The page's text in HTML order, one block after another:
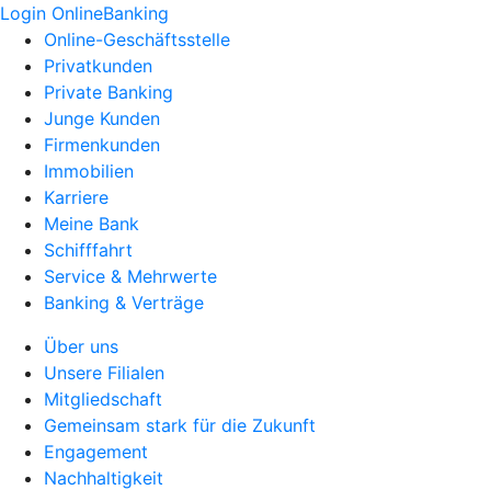
Login OnlineBanking
Online-Geschäftsstelle
Privatkunden
Private Banking
Junge Kunden
Firmenkunden
Immobilien
Karriere
Meine Bank
Schifffahrt
Service & Mehrwerte
Banking & Verträge
Über uns
Unsere Filialen
Mitgliedschaft
Gemeinsam stark für die Zukunft
Engagement
Nachhaltigkeit